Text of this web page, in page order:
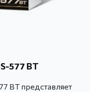
577 BT
BT представляет